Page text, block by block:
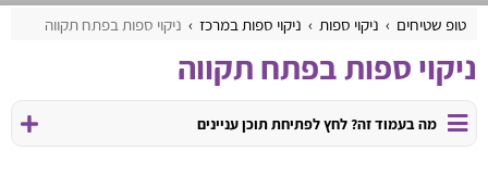
טופ שטיחים ניקוי ספות ניקוי ספות במרכז ניקוי ספות בפתח תקווה
ניקוי ספות בפתח תקווה
מה בעמוד זה? לחץ לפתיחת תוכן עניינים